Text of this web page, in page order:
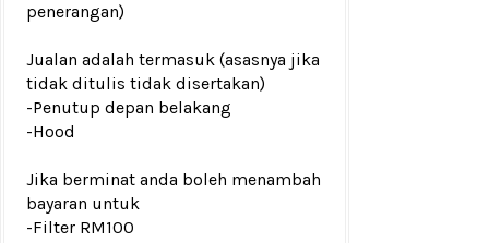
penerangan)
Jualan adalah termasuk (asasnya jika
tidak ditulis tidak disertakan)
-Penutup depan belakang
-Hood
Jika berminat anda boleh menambah
bayaran untuk
-Filter RM100